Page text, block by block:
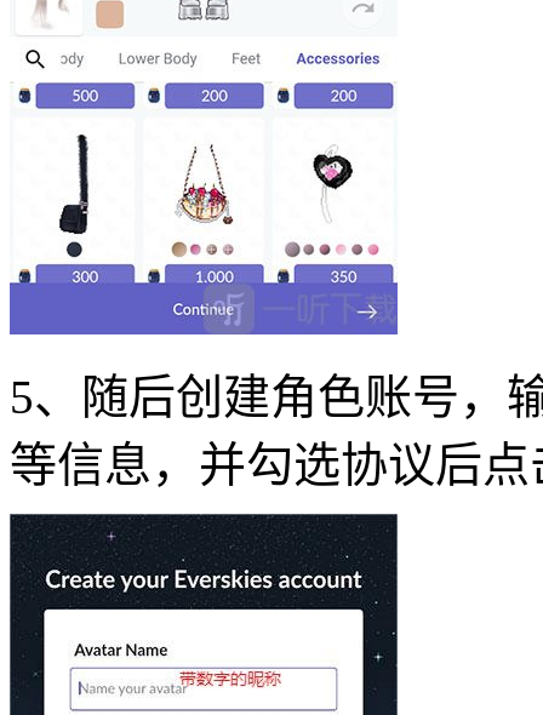
5、随后创建角色账号，
等信息，并勾选协议后